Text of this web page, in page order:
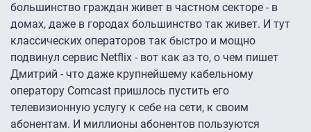
большинство граждан живет в частном секторе - в
домах, даже в городах большинство так живет. И тут
классических операторов так быстро и мощно
подвинул сервис Netflix - вот как аз то, о чем пишет
Дмитрий - что даже крупнейшему кабельному
оператору Comcast пришлось пустить его
телевизионную услугу к себе на сети, к своим
абонентам. И миллионы абонентов пользуются